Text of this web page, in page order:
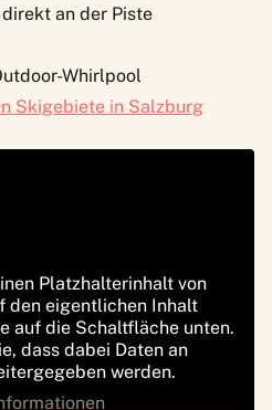
an der Piste
Whirlpool
Skigebiete in Salzburg
Platzhalterinhalt von
den eigentlichen Inhalt
auf die Schaltfläche unten.
dass dabei Daten an
werden.